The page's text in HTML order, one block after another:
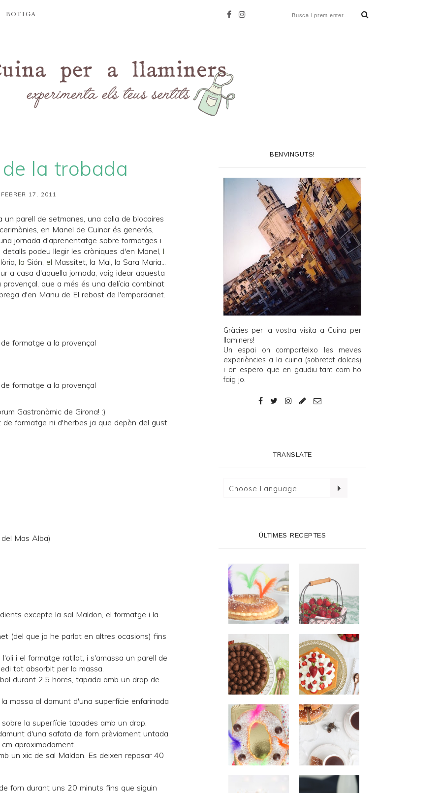
BOTIGA
la trobada
17, 2011
parell de setmanes, una colla de blocaires
en Manel de Cuinar és generós,
jornada d'aprenentatge sobre formatges i
podeu llegir les cròniques d'en Manel, l
, la Sión, el Massitet, la Mai, la Sara Maria...
a casa d'aquella jornada, vaig idear aquesta
provençal, que a més és una delícia combinat
d'en Manu de El rebost de l'empordanet.
Gastronòmic de Girona! :)
formatge ni d'herbes ja que depèn del gust
Mas Alba)
excepte la sal Maldon, el formatge i la
(del que ja he parlat en altres ocasions) fins
i el formatge ratllat, i s'amassa un parell de
tot absorbit per la massa.
durant 2.5 hores, tapada amb un drap de
massa al damunt d'una superfície enfarinada
la superfície tapades amb un drap.
d'una safata de forn prèviament untada
aproximadament.
un xic de sal Maldon. Es deixen reposar 40
forn durant uns 20 minuts fins que siguin
BENVINGUTS!
Gràcies per la vostra visita a Cuina per
llaminers!
Un espai on comparteixo les meves
experiències a la cuina (sobretot dolces)
i on espero que en gaudiu tant com ho
faig jo.
TRANSLATE
ÚLTIMES RECEPTES